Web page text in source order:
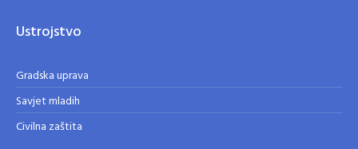
Ustrojstvo
Gradska uprava
Savjet mladih
Civilna zaštita